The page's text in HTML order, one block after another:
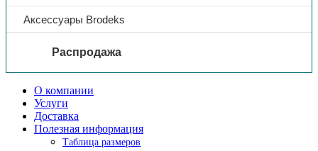
Аксессуары Brodeks
Распродажа
О компании
Услуги
Доставка
Полезная информация
Таблица размеров